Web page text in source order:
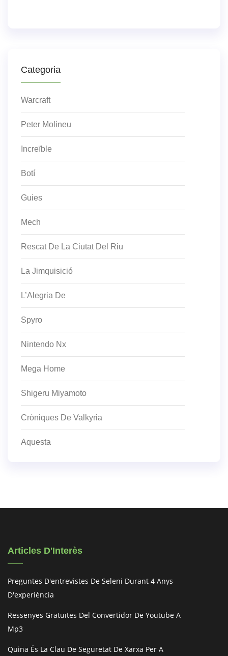
Categoria
Warcraft
Peter Molineu
Increïble
Botí
Guies
Mech
Rescat De La Ciutat Del Riu
La Jimquisició
L’Alegria De
Spyro
Nintendo Nx
Mega Home
Shigeru Miyamoto
Cròniques De Valkyria
Aquesta
Articles D'Interès
Preguntes D'entrevistes De Seleni Durant 4 Anys
D'experiència
Ressenyes Gratuïtes Del Convertidor De Youtube A
Mp3
Quina És La Clau De Seguretat De Xarxa Per A